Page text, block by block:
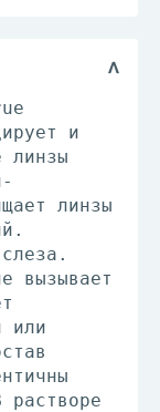
и
линзы
линзы
вызывает
или
растворе